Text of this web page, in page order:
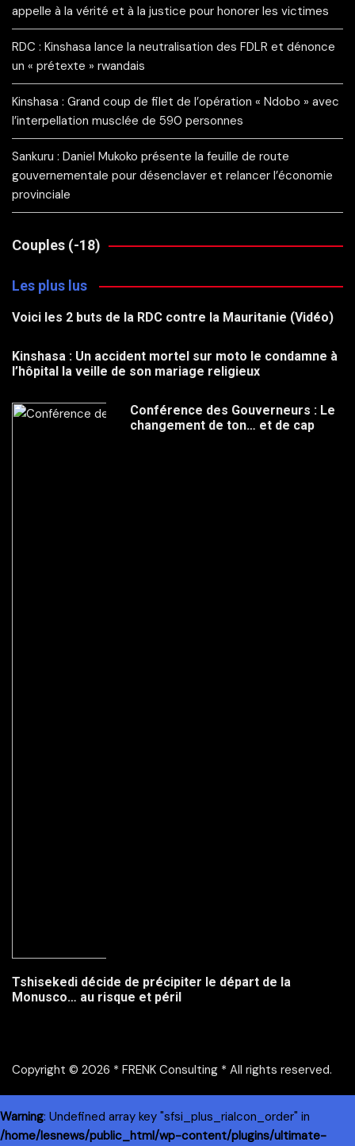
appelle à la vérité et à la justice pour honorer les victimes
RDC : Kinshasa lance la neutralisation des FDLR et dénonce
un « prétexte » rwandais
Kinshasa : Grand coup de filet de l’opération « Ndobo » avec
l’interpellation musclée de 590 personnes
Sankuru : Daniel Mukoko présente la feuille de route
gouvernementale pour désenclaver et relancer l’économie
provinciale
Couples (-18)
Les plus lus
Voici les 2 buts de la RDC contre la Mauritanie (Vidéo)
Kinshasa : Un accident mortel sur moto le condamne à
l’hôpital la veille de son mariage religieux
Conférence des Gouverneurs : Le
changement de ton… et de cap
Tshisekedi décide de précipiter le départ de la
Monusco… au risque et péril
Copyright © 2026 * FRENK Consulting * All rights reserved.
Warning: Undefined array key "sfsi_plus_riaIcon_order" in
/home/lesnews/public_html/wp-content/plugins/ultimate-